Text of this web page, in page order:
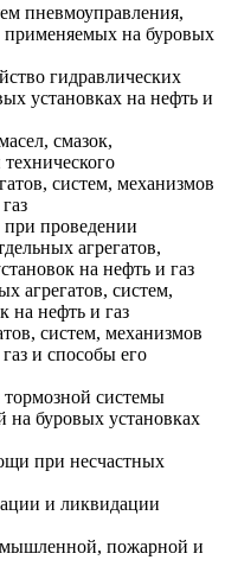
пневмоуправления,
применяемых на буровых
гидравлических
установках на нефть и
смазок,
систем, механизмов
при проведении
агрегатов,
на нефть и газ
агрегатов, систем,
на нефть и газ
систем, механизмов
и способы его
системы
на буровых установках
при несчастных
и ликвидации
пожарной и